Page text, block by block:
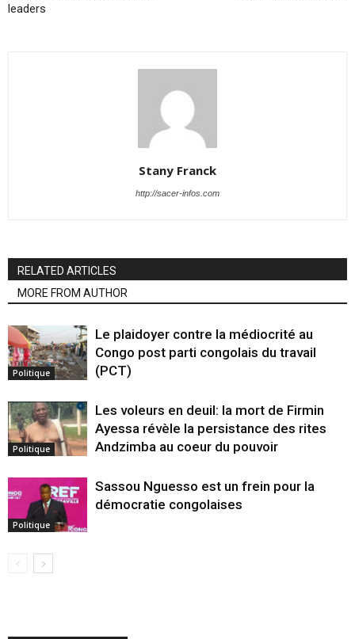
leaders
Stany Franck
http://sacer-infos.com
RELATED ARTICLES
MORE FROM AUTHOR
Politique
Le plaidoyer contre la médiocrité au
Congo post parti congolais du travail
(PCT)
Politique
Les voleurs en deuil: la mort de Firmin
Ayessa révèle la persistance des rites
Andzimba au coeur du pouvoir
Politique
Sassou Nguesso est un frein pour la
démocratie congolaises